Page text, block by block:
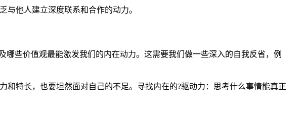
与他人建立深度联系和合作的动力。
些价值观最能激发我们的内在动力。这需要我们做一些深入的自我反省，例
特长，也要坦然面对自己的不足。寻找内在的?驱动力：思考什么事情能真正